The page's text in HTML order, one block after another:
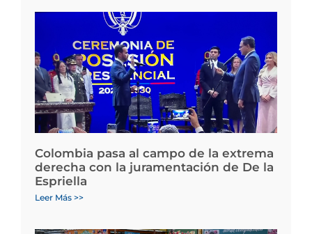
Colombia pasa al campo de la extrema
derecha con la juramentación de De la
Espriella
Leer Más >>